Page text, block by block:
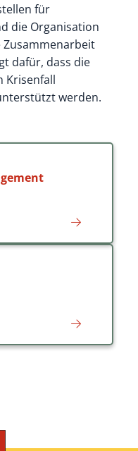
für
die Organisation
dafür, dass die
Krisenfall
werden.